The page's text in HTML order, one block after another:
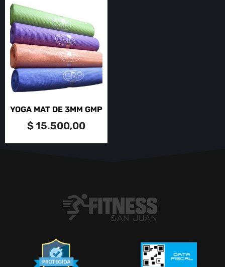
YOGA MAT DE 3MM GMP
$15.500,00